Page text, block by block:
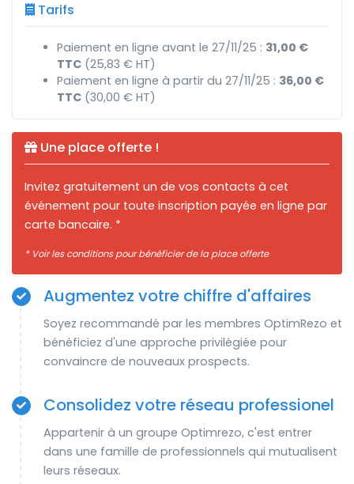
Tarifs
Paiement en ligne avant le 27/11/25 : 31,00 €
TTC (25,83 € HT)
Paiement en ligne à partir du 27/11/25 : 36,00 €
TTC (30,00 € HT)
Une place offerte !
Invitez gratuitement un de vos contacts à cet
événement pour toute inscription payée en ligne par
carte bancaire. *
* Voir les conditions pour bénéficier de la place offerte
Augmentez votre chiffre d'affaires
Soyez recommandé par les membres OptimRezo et
bénéficiez d'une approche privilégiée pour
convaincre de nouveaux prospects.
Consolidez votre réseau professionel
Appartenir à un groupe Optimrezo, c'est entrer
dans une famille de professionnels qui mutualisent
leurs réseaux.